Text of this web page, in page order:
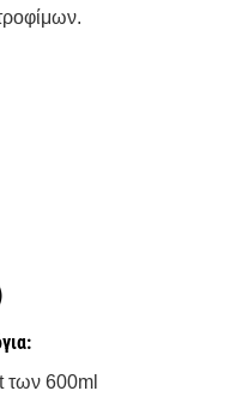
των 600ml